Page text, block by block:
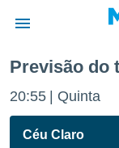
da
Previsão do
20:55 Quinta
Céu Claro